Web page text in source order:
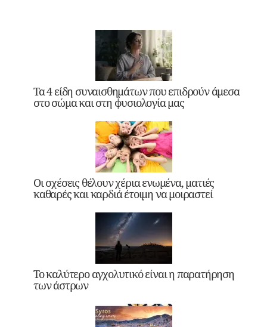
Τα 4 είδη συναισθημάτων που επιδρούν άμεσα
στο σώμα και στη φυσιολογία μας
Οι σχέσεις θέλουν χέρια ενωμένα, ματιές
καθαρές και καρδιά έτοιμη να μοιραστεί
Το καλύτερο αγχολυτικό είναι η παρατήρηση
των άστρων